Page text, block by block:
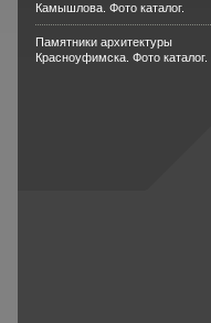
Камышлова. Фото каталог.
Памятники архитектуры
Красноуфимска. Фото каталог.